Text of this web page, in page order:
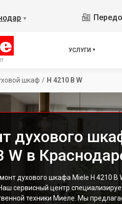
▼
УСЛУГИ
шкаф / H 4210 B W
духового
W в
духового шкафа Miele H 4210 B
сервисный центр
техники Миеле. Мы